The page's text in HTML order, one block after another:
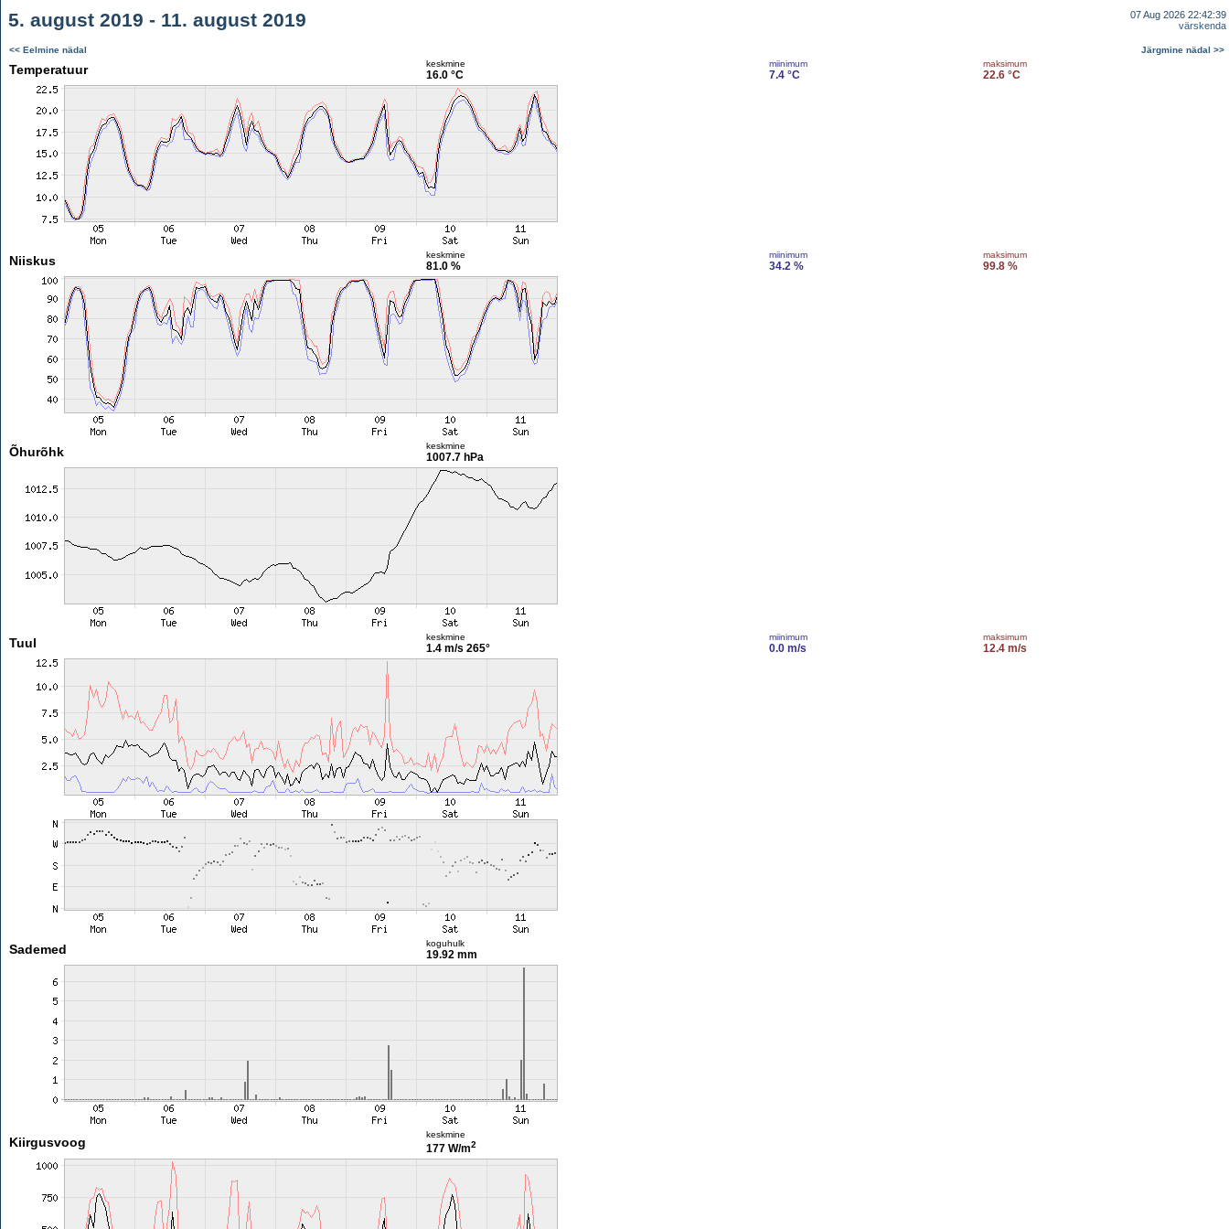
5. august 2019 - 11. august 2019
07 Aug 2026 22:42:39
värskenda
<< Eelmine nädal Järgmine nädal >>
Temperatuur keskmine
16.0 °C
miinimum
7.4 °C
maksimum
22.6 °C
Niiskus keskmine
81.0 %
miinimum
34.2 %
maksimum
99.8 %
Õhurõhk keskmine
1007.7 hPa
Tuul keskmine
1.4 m/s 265°
miinimum
0.0 m/s
maksimum
12.4 m/s
Sademed koguhulk
19.92 mm
Kiirgusvoog
keskmine
177 W/m2